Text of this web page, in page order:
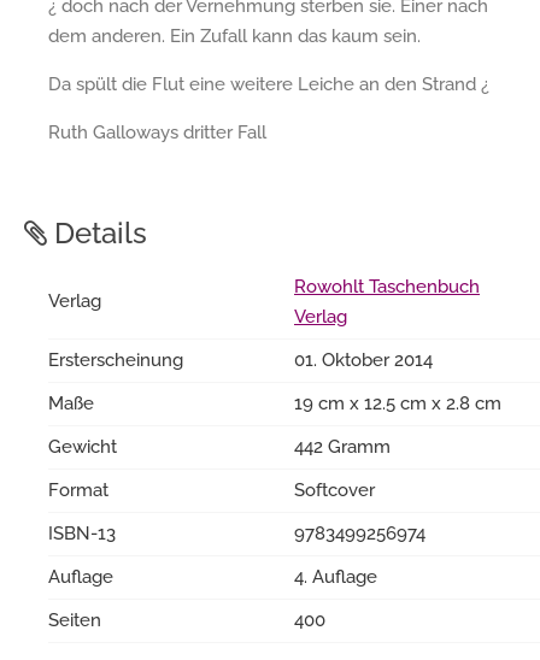
¿ doch nach der Vernehmung sterben sie. Einer nach
dem anderen. Ein Zufall kann das kaum sein.
Da spült die Flut eine weitere Leiche an den Strand ¿
Ruth Galloways dritter Fall
Details
Verlag
Rowohlt Taschenbuch
Verlag
Ersterscheinung
01. Oktober 2014
Maße
19 cm x 12.5 cm x 2.8 cm
Gewicht
442 Gramm
Format
Softcover
ISBN-13
9783499256974
Auflage
4. Auflage
Seiten
400